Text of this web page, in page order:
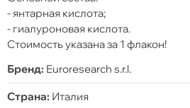
- янтарная кислота;
- гиалуроновая кислота.
Стоимость указана за 1 флакон!
Бренд: Euroresearch s.r.l.
Страна: Италия